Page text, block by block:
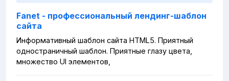
Fanet - профессиональный лендинг-шаблон
сайта
Информативный шаблон сайта HTML5. Приятный
одностраничный шаблон. Приятные глазу цвета,
множество UI элементов,